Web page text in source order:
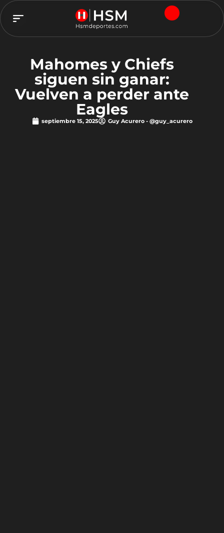
Mahomes y Chiefs
siguen sin ganar:
Vuelven a perder ante
Eagles
septiembre 15, 2025 Guy Acurero - @guy_acurero